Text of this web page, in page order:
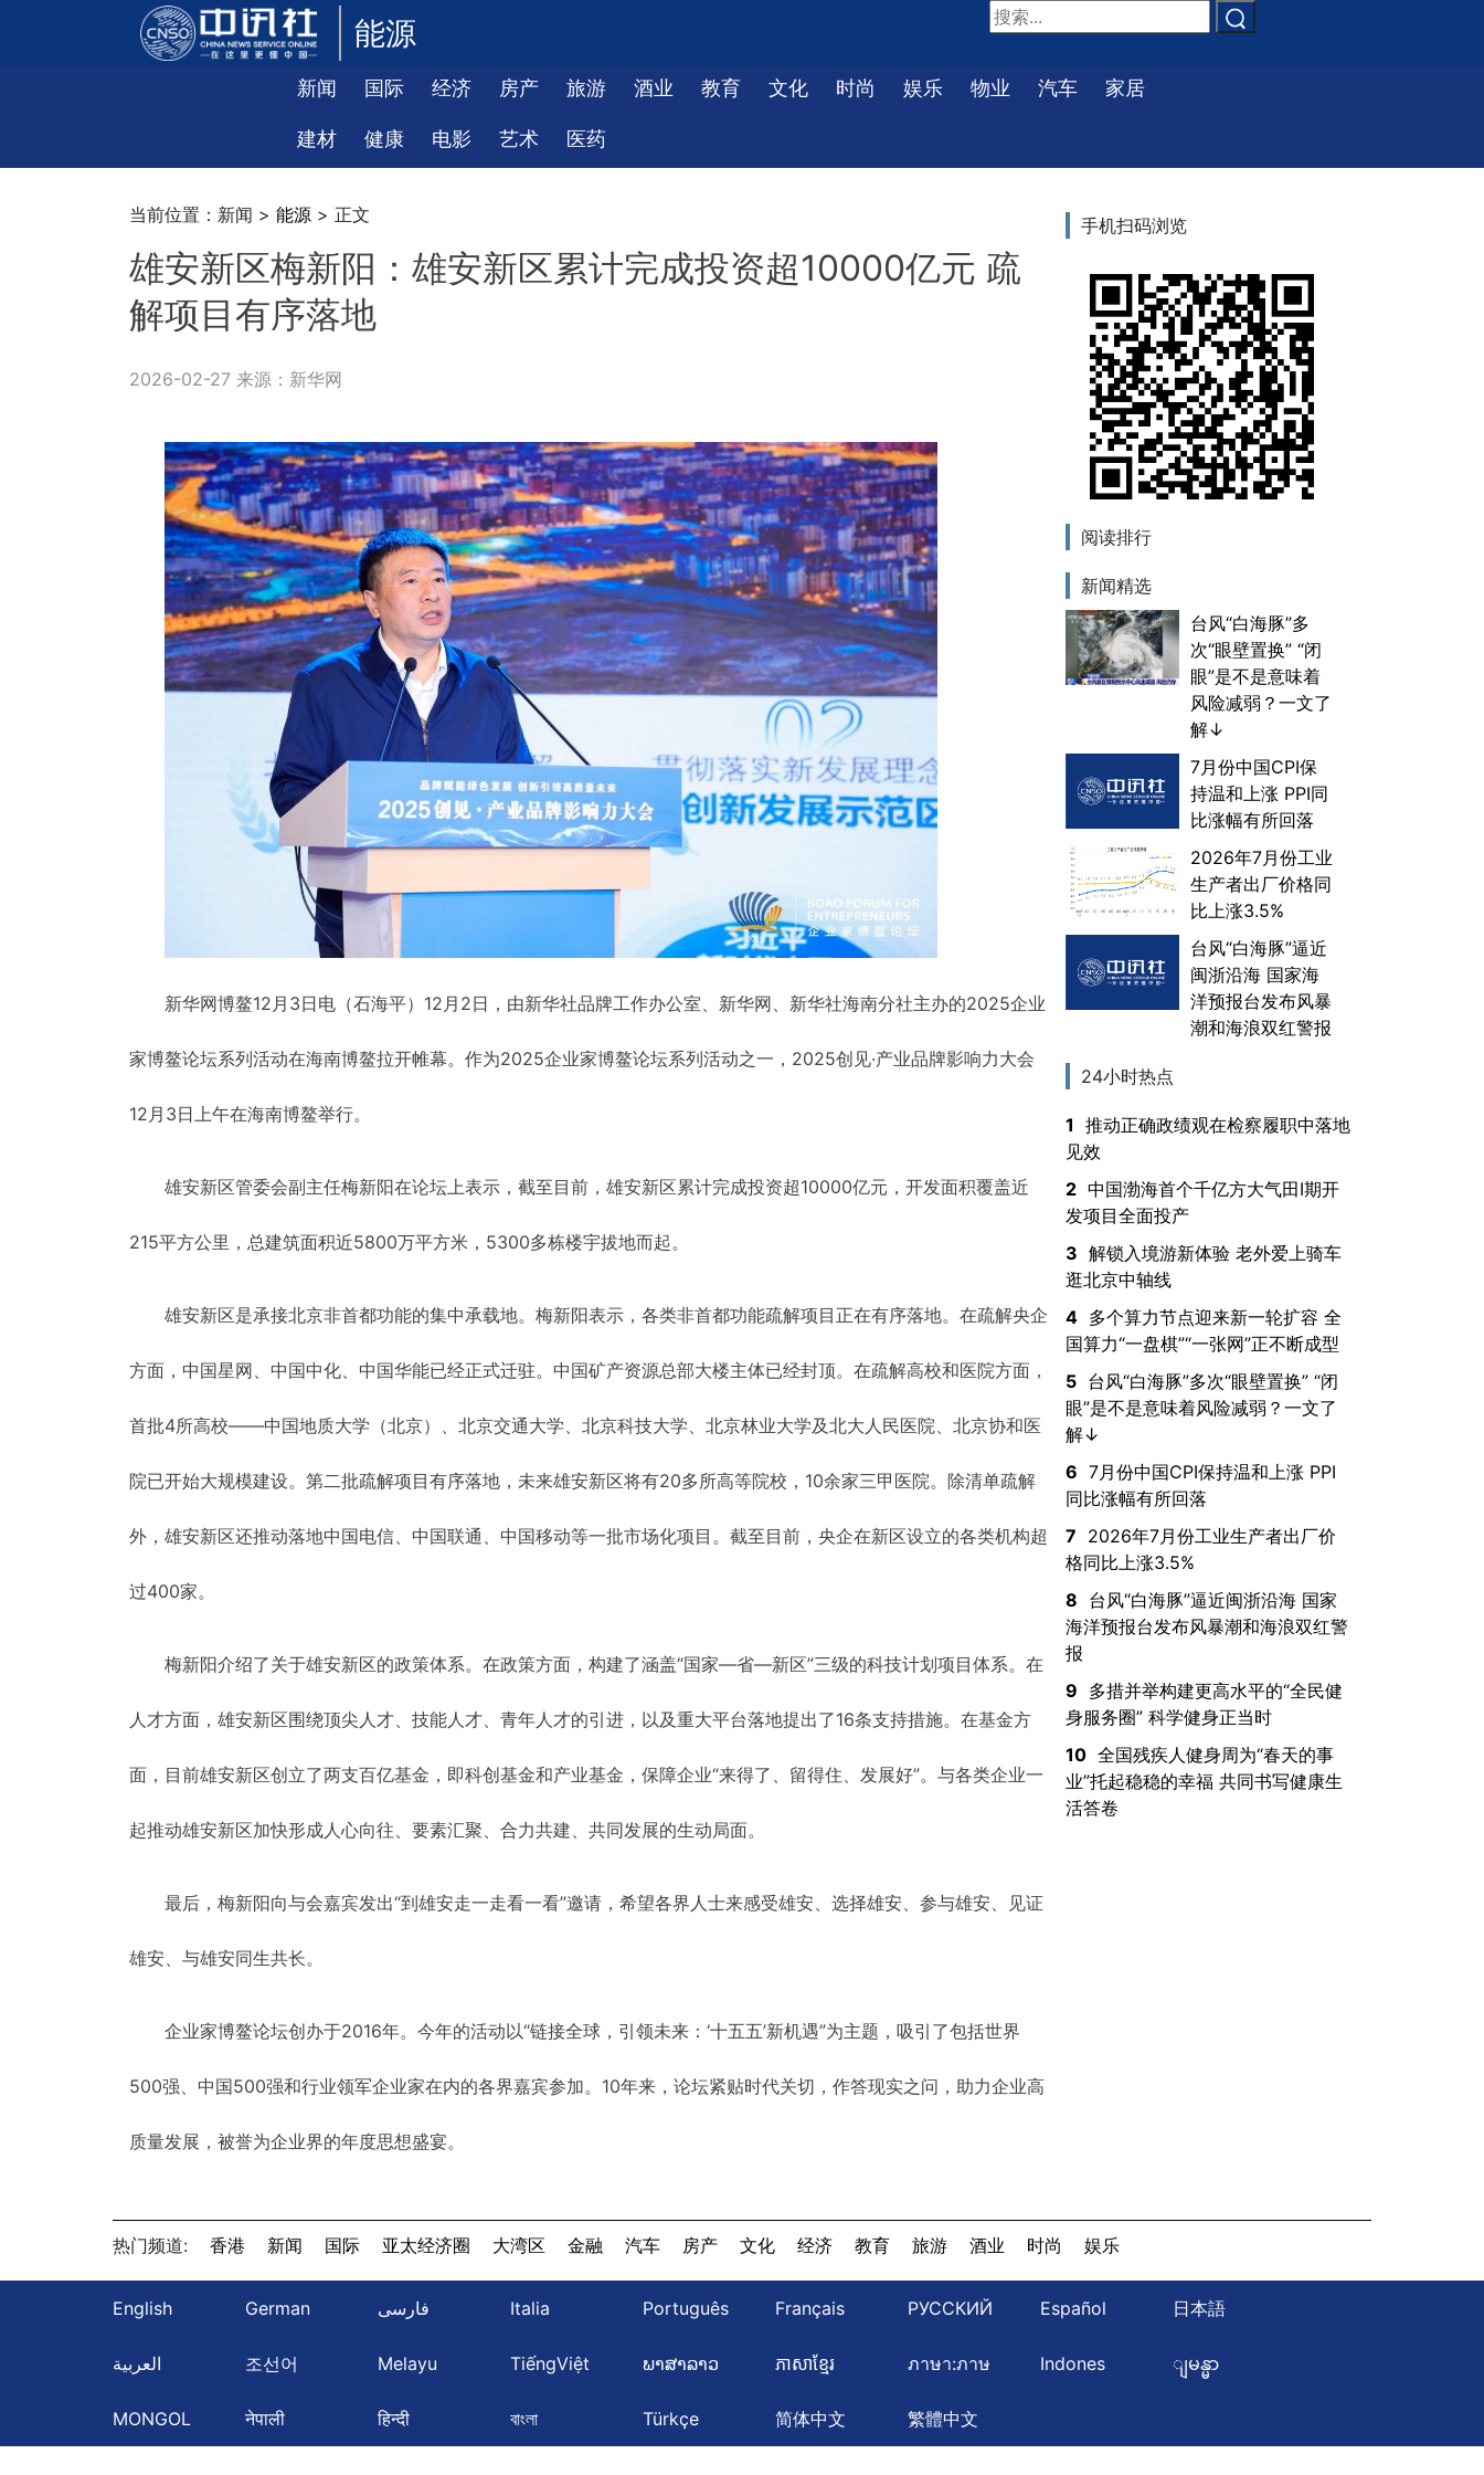
能源
新闻 国际 经济 房产 旅游 酒业 教育 文化 时尚 娱乐 物业 汽车 家居
建材 健康 电影 艺术 医药
当前位置：新闻 > 能源 > 正文
雄安新区梅新阳：雄安新区累计完成投资超10000亿元 疏
解项目有序落地
2026-02-27 来源：新华网
新华网博鳌12月3日电（石海平）12月2日，由新华社品牌工作办公室、新华网、新华社海南分社主办的2025企业
家博鳌论坛系列活动在海南博鳌拉开帷幕。作为2025企业家博鳌论坛系列活动之一，2025创见·产业品牌影响力大会
12月3日上午在海南博鳌举行。
雄安新区管委会副主任梅新阳在论坛上表示，截至目前，雄安新区累计完成投资超10000亿元，开发面积覆盖近
215平方公里，总建筑面积近5800万平方米，5300多栋楼宇拔地而起。
雄安新区是承接北京非首都功能的集中承载地。梅新阳表示，各类非首都功能疏解项目正在有序落地。在疏解央企
方面，中国星网、中国中化、中国华能已经正式迁驻。中国矿产资源总部大楼主体已经封顶。在疏解高校和医院方面，
首批4所高校——中国地质大学（北京）、北京交通大学、北京科技大学、北京林业大学及北大人民医院、北京协和医
院已开始大规模建设。第二批疏解项目有序落地，未来雄安新区将有20多所高等院校，10余家三甲医院。除清单疏解
外，雄安新区还推动落地中国电信、中国联通、中国移动等一批市场化项目。截至目前，央企在新区设立的各类机构超
过400家。
梅新阳介绍了关于雄安新区的政策体系。在政策方面，构建了涵盖“国家—省—新区”三级的科技计划项目体系。在
人才方面，雄安新区围绕顶尖人才、技能人才、青年人才的引进，以及重大平台落地提出了16条支持措施。在基金方
面，目前雄安新区创立了两支百亿基金，即科创基金和产业基金，保障企业“来得了、留得住、发展好”。与各类企业一
起推动雄安新区加快形成人心向往、要素汇聚、合力共建、共同发展的生动局面。
最后，梅新阳向与会嘉宾发出“到雄安走一走看一看”邀请，希望各界人士来感受雄安、选择雄安、参与雄安、见证
雄安、与雄安同生共长。
企业家博鳌论坛创办于2016年。今年的活动以“链接全球，引领未来：‘十五五’新机遇”为主题，吸引了包括世界
500强、中国500强和行业领军企业家在内的各界嘉宾参加。10年来，论坛紧贴时代关切，作答现实之问，助力企业高
质量发展，被誉为企业界的年度思想盛宴。
手机扫码浏览
阅读排行
新闻精选
台风“白海豚”多
次“眼壁置换” “闭
眼”是不是意味着
风险减弱？一文了
解↓
7月份中国CPI保
持温和上涨 PPI同
比涨幅有所回落
2026年7月份工业
生产者出厂价格同
比上涨3.5%
台风“白海豚”逼近
闽浙沿海 国家海
洋预报台发布风暴
潮和海浪双红警报
24小时热点
1 推动正确政绩观在检察履职中落地
见效
2 中国渤海首个千亿方大气田Ⅰ期开
发项目全面投产
3 解锁入境游新体验 老外爱上骑车
逛北京中轴线
4 多个算力节点迎来新一轮扩容 全
国算力“一盘棋”“一张网”正不断成型
5 台风“白海豚”多次“眼壁置换” “闭
眼”是不是意味着风险减弱？一文了
解↓
6 7月份中国CPI保持温和上涨 PPI
同比涨幅有所回落
7 2026年7月份工业生产者出厂价
格同比上涨3.5%
8 台风“白海豚”逼近闽浙沿海 国家
海洋预报台发布风暴潮和海浪双红警
报
9 多措并举构建更高水平的“全民健
身服务圈” 科学健身正当时
10 全国残疾人健身周为“春天的事
业”托起稳稳的幸福 共同书写健康生
活答卷
热门频道: 香港 新闻 国际 亚太经济圈 大湾区 金融 汽车 房产 文化 经济 教育 旅游 酒业 时尚 娱乐
English German فارسی Italia Português Français РУССКИЙ Español 日本語
العربية 조선어 Melayu TiếngViệt ພາສາລາວ ភាសាខ្មែរ ภาษา:ภาษ Indones ျမန္မာ
MONGOL नेपाली हिन्दी বাংলা Türkçe 简体中文 繁體中文